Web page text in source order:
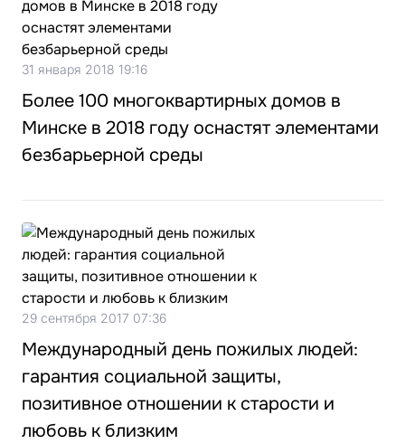
31 января 2018 19:16
Более 100 многоквартирных домов в
Минске в 2018 году оснастят элементами
безбарьерной среды
29 сентября 2017 07:36
Международный день пожилых людей:
гарантия социальной защиты,
позитивное отношении к старости и
любовь к близким